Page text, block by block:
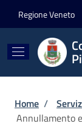
Regione Veneto
Home /
Annullamento